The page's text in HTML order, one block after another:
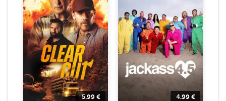
5.99 € 4.99 €